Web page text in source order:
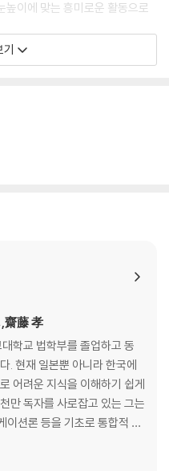
높이에 맞는 흥미로운 활동으로
: 5-9세를 위한 첫 대화법 연습
바꿔 봐 바꿔 봐!”
연습책
기!
도》 X 《소중해 소중해 너의
수록
해 나도 너도》, 《소중해 소중해
》에 이어 신간 《바꿔 봐 바꿔
예쁜 말’과 ‘미운 말’을 구분하는
정, 유치원, 학교 등 아이들이
‘미운 말’을 ‘예쁜 말’로 바꾸는
기
齋藤 孝
학교 법학부를 졸업하고 동
. 현재 일본뿐 아니라 한국에
어려운 지식을 이해하기 쉽게
만 독자를 사로잡고 있는 그는
션론 등을 기초로 통합적 지
해보라고 하면 자기 나름의 분